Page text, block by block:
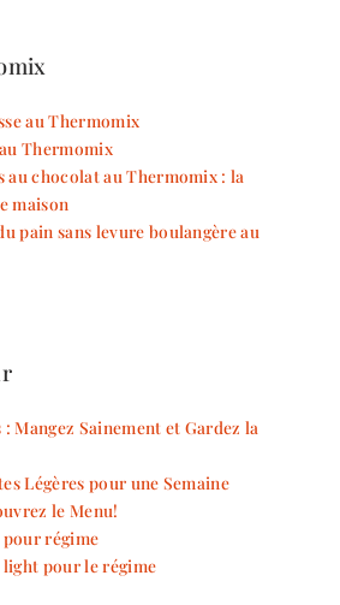
au Thermomix
Thermomix
au chocolat au Thermomix : la
maison
pain sans levure boulangère au
: Mangez Sainement et Gardez la
Légères pour une Semaine
le Menu!
pour régime
light pour le régime